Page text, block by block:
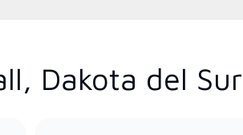
Dakota del Sur